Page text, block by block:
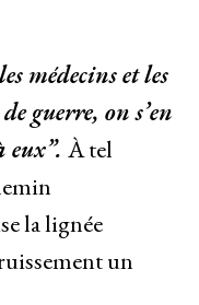
médecins et les
guerre, on s’en
eux”. À tel
la lignée
un